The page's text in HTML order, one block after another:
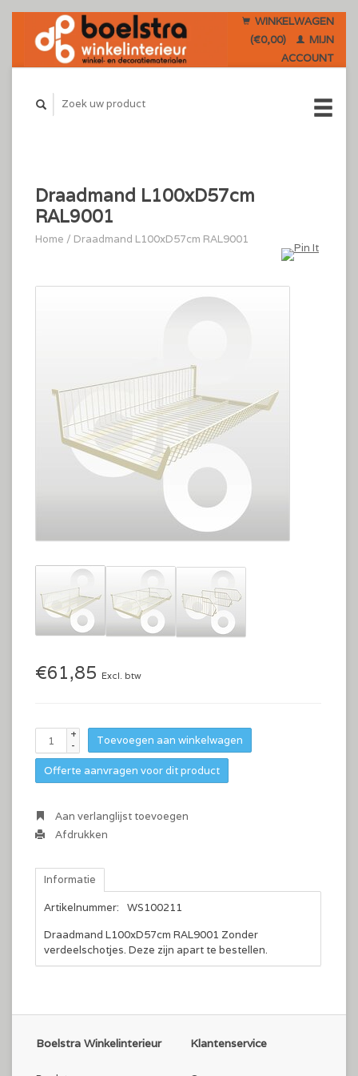
WINKELWAGEN
(€0,00)
MIJN
ACCOUNT
Draadmand L100xD57cm
RAL9001
Home / Draadmand L100xD57cm RAL9001
€61,85 Excl. btw
+
-
Toevoegen aan winkelwagen
Offerte aanvragen voor dit product
Aan verlanglijst toevoegen
Afdrukken
Informatie
Artikelnummer:
WS100211
Draadmand L100xD57cm RAL9001 Zonder
verdeelschotjes. Deze zijn apart te bestellen.
Boelstra Winkelinterieur Klantenservice